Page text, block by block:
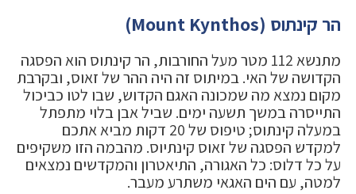
הר קינתוס (Mount Kynthos)
מתנשא 112 מטר מעל החורבות, הר קינתוס הוא הפסגה
הקדושה של האי. במיתוס זה היה ההר של זאוס, ובקרבת
מקום נמצא מה שמכונה האגם הקדוש, שבו לטו כביכול
התייסרה במשך תשעה ימים. שביל אבן בלוי מתפתל
במעלה קינתוס; טיפוס של 20 דקות מביא אתכם
למקדש הפסגה של זאוס קינתיוס. מהבמה הזו משקיפים
על כל דלוס: כל האגורה, התיאטרון והמקדשים נמצאים
למטה, עם הים האגאי משתרע מעבר.